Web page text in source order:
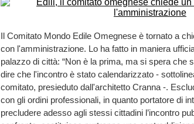
Il Comitato Mondo Edile Omegnese è tornato a
con l'amministrazione. Lo ha fatto in maniera
palazzo di città: “Non è la prima, ma si spera che
dire che l'incontro è stato calendarizzato -
comitato, presieduto dall'architetto Cranna -.
con gli ordini professionali, in quanto portatore di
precludere adesso agli stessi cittadini l’incontro